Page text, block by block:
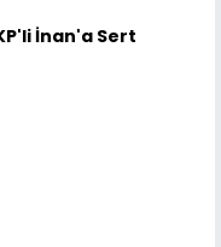
İnan'a Sert